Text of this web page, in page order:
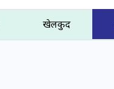
खेलकुद